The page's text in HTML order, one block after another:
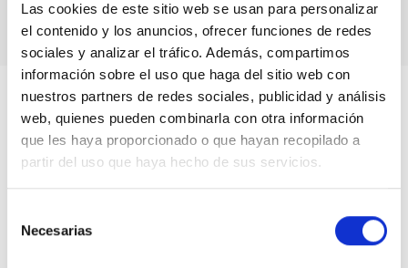
Las cookies de este sitio web se usan para personalizar
el contenido y los anuncios, ofrecer funciones de redes
sociales y analizar el tráfico. Además, compartimos
información sobre el uso que haga del sitio web con
nuestros partners de redes sociales, publicidad y análisis
web, quienes pueden combinarla con otra información
que les haya proporcionado o que hayan recopilado a
partir del uso que haya hecho de sus servicios.
Necesarias